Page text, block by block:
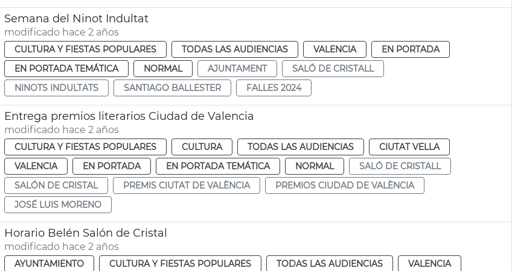
Semana del Ninot Indultat
modificado hace 2 años
CULTURA Y FIESTAS POPULARES TODAS LAS AUDIENCIAS VALENCIA
EN PORTADA
EN PORTADA TEMÁTICA
NORMAL AJUNTAMENT
SALÓ DE CRISTALL
NINOTS INDULTATS
SANTIAGO BALLESTER FALLES 2024
Entrega premios literarios Ciudad de Valencia
modificado hace 2 años
CULTURA Y FIESTAS POPULARES CULTURA TODAS LAS AUDIENCIAS
CIUTAT VELLA
VALENCIA
EN PORTADA EN PORTADA TEMÁTICA NORMAL
SALÓ DE CRISTALL
SALÓN DE CRISTAL
PREMIS CIUTAT DE VALÈNCIA
PREMIOS CIUDAD DE VALÈNCIA
JOSÉ LUIS MORENO
Horario Belén Salón de Cristal
modificado hace 2 años
AYUNTAMIENTO CULTURA Y FIESTAS POPULARES TODAS LAS AUDIENCIAS
VALENCIA